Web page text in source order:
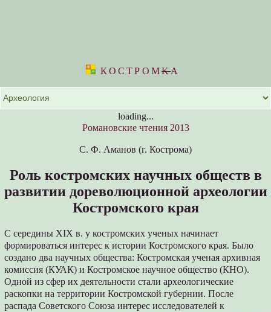
КОСТРОМKА
loading...
Романовские чтения 2013
С. Ф. Аманов (г. Кострома)
Роль костромских научных обществ в
развитии дореволюционной археологии
Костромского края
С середины XIX в. у костромских ученых начинает
формироваться интерес к истории Костромского края. Было
создано два научных общества: Костромская ученая архивная
комиссия (КУАК) и Костромское научное общество (КНО).
Одной из сфер их деятельности стали археологические
раскопки на территории Костромской губернии. После
распада Советского Союза интерес исследователей к